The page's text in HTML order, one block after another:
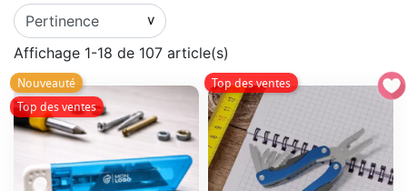
Affichage 1-18 de 107 article(s)
Nouveauté
Top des ventes
Top des ventes